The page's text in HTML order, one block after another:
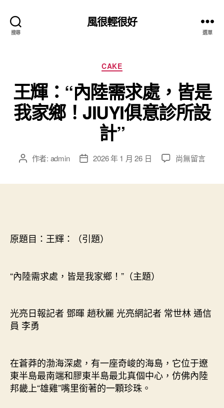
搜尋
風很輕很好
選單
分
類
CAKE
王輝：“內陸需求處，皆是
我家鄉！JIUYI俱意診所設
計”
文 作者: admin
文 2026 年 1 月 26 日
在
俱
計”〉
中
尚無留言
原題目：王輝：（引題）
“內陸需求處，皆是我家鄉！”（主題）
光亮日報記者 鄧暉 趙秋麗 光亮網記者 常世林 通信
員 李勇
在蒼莽的渤海深處，有一座奇峻的海島，它位于遼
東半島最南端和膠東半島最北真個中心，仿佛內陸
邦畿上“雄雞”嘴里銜著的一顆珍珠。